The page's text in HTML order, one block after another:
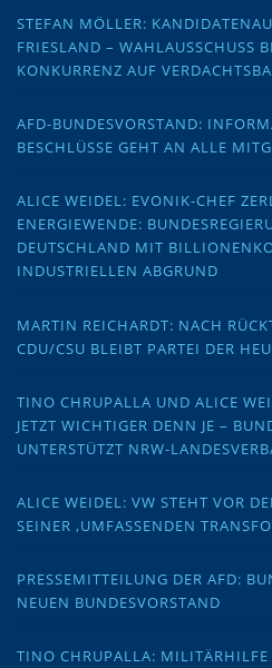
STEFAN MÖLLER:
FRIESLAND – WAHLAUSSCHUSS
KONKURRENZ AUF
AFD-BUNDESVORSTAND:
BESCHLÜSSE GEHT AN ALLE
ALICE WEIDEL: EVONIK-CHEF
ENERGIEWENDE:
DEUTSCHLAND MIT
INDUSTRIELLEN ABGRUND
MARTIN REICHARDT: NACH
CDU/CSU BLEIBT PARTEI DER
TINO CHRUPALLA UND ALICE
JETZT WICHTIGER DENN JE –
UNTERSTÜTZT NRW-
ALICE WEIDEL: VW STEHT VOR
SEINER ‚UMFASSENDEN
PRESSEMITTEILUNG DER AFD:
NEUEN BUNDESVORSTAND
TINO CHRUPALLA: MILITÄRHILFE